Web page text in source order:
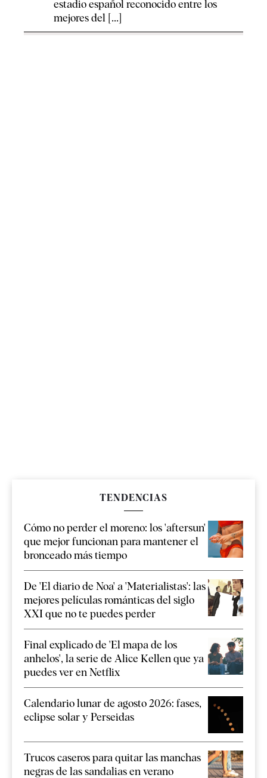
estadio español reconocido entre los
mejores del [...]
TENDENCIAS
Cómo no perder el moreno: los 'aftersun'
que mejor funcionan para mantener el
bronceado más tiempo
De 'El diario de Noa' a 'Materialistas': las
mejores películas románticas del siglo
XXI que no te puedes perder
Final explicado de 'El mapa de los
anhelos', la serie de Alice Kellen que ya
puedes ver en Netflix
Calendario lunar de agosto 2026: fases,
eclipse solar y Perseidas
Trucos caseros para quitar las manchas
negras de las sandalias en verano